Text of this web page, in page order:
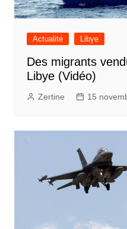
Actualité Libye
Des migrants
Libye (Vidéo)
Zertine 15